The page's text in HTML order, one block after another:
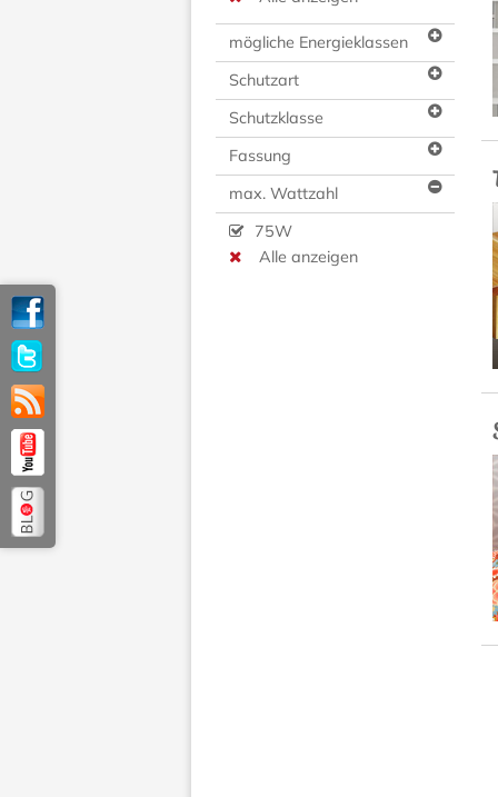
mögliche Energieklassen
Schutzart
Schutzklasse
Fassung
max. Wattzahl
75W
Alle anzeigen